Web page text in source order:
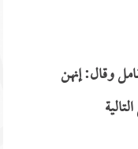
وقال: إنهن